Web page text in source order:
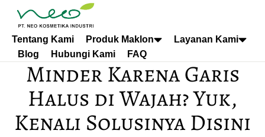
Tentang Kami Produk Maklon
Layanan Kami
Blog
Hubungi Kami FAQ
Minder Karena Garis
Halus di Wajah? Yuk,
Kenali Solusinya Disini